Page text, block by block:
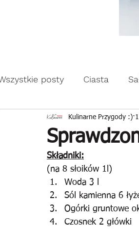
posty Ciasta
Drożdżowe wypieki
Reklama
Kulinarne Przygody :)
Składniki:
(na 8 słoików 1l)
Woda 3 l
Sól kamienna 6
Ogórki gruntowe
Czosnek 2 główki